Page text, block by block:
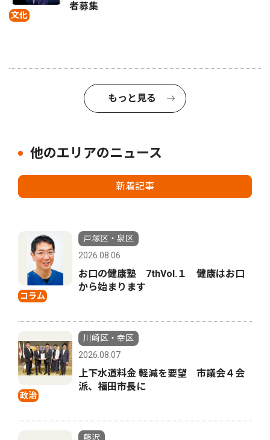
文化
者募集
もっと見る
他のエリアのニュース
新着記事
コラム
戸塚区・泉区
2026.08.06
お口の健康塾 7thVol.１ 健康はお口
から始まります
政治
川崎区・幸区
2026.08.07
上下水道料金 軽減を要望 市議会４会
派、福田市長に
藤沢